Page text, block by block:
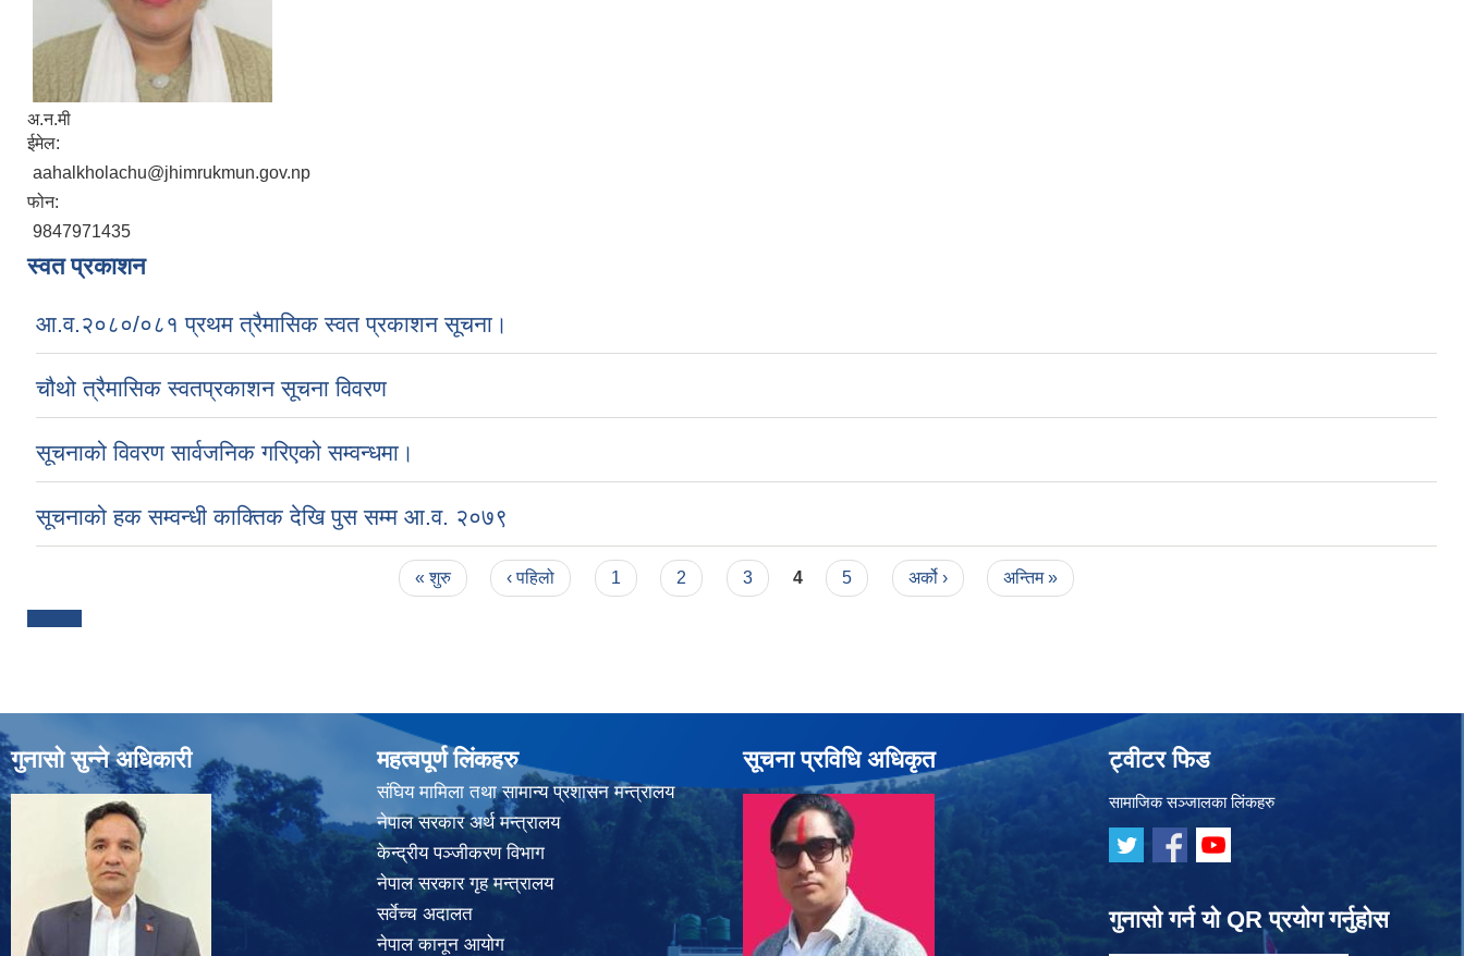
अ.न.मी
ईमेल:
aahalkholachu@jhimrukmun.gov.np
फोन:
9847971435
स्वत प्रकाशन
आ.व.२०८०/०८१ प्रथम त्रैमासिक स्वत प्रकाशन सूचना।
चौथो त्रैमासिक स्वतप्रकाशन सूचना विवरण
सूचनाको विवरण सार्वजनिक गरिएको सम्वन्धमा।
सूचनाको हक सम्वन्धी काक्तिक देखि पुस सम्म आ.व. २०७९
« शुरु ‹ पहिलो 1 2 3 4 5 अर्को › अन्तिम »
गुनासो सुन्ने अधिकारी महत्वपूर्ण लिंकहरु
संघिय मामिला तथा सामान्य प्रशासन मन्त्रालय
नेपाल सरकार अर्थ मन्त्रालय
केन्द्रीय पञ्जीकरण विभाग
नेपाल सरकार गृह मन्त्रालय
सर्वेच्च अदालत
नेपाल कानून आयोग
सूचना प्रविधि अधिकृत ट्वीटर फिड
सामाजिक सञ्जालका लिंकहरु
गुनासो गर्न यो QR प्रयोग गर्नुहोस